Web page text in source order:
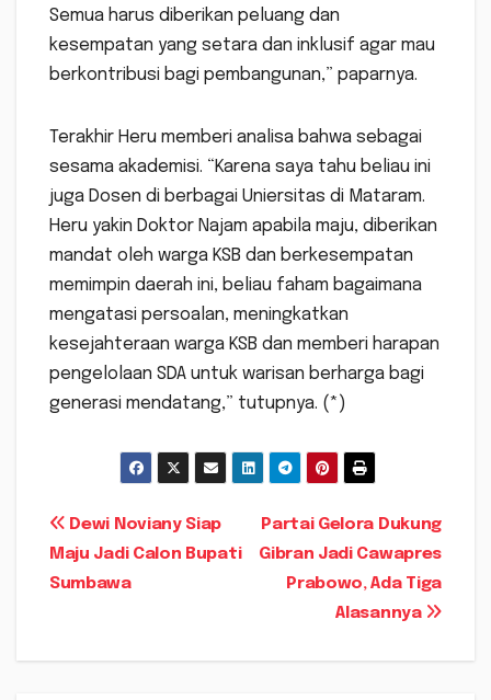
Semua harus diberikan peluang dan
kesempatan yang setara dan inklusif agar mau
berkontribusi bagi pembangunan,” paparnya.
Terakhir Heru memberi analisa bahwa sebagai
sesama akademisi. “Karena saya tahu beliau ini
juga Dosen di berbagai Uniersitas di Mataram.
Heru yakin Doktor Najam apabila maju, diberikan
mandat oleh warga KSB dan berkesempatan
memimpin daerah ini, beliau faham bagaimana
mengatasi persoalan, meningkatkan
kesejahteraan warga KSB dan memberi harapan
pengelolaan SDA untuk warisan berharga bagi
generasi mendatang,” tutupnya. (*)
Navigasi
pos
Partai Gelora Dukung
Gibran Jadi Cawapres
Prabowo, Ada Tiga
Alasannya
Dewi Noviany Siap
Maju Jadi Calon Bupati
Sumbawa